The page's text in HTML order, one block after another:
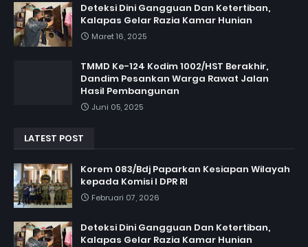
Deteksi Dini Gangguan Dan Ketertiban,
Kalapas Gelar Razia Kamar Hunian
Maret 16, 2025
TMMD Ke-124 Kodim 1002/HST Berakhir,
Dandim Pesankan Warga Rawat Jalan
Hasil Pembangunan
Juni 05, 2025
LATEST POST
Korem 083/Bdj Paparkan Kesiapan Wilayah
kepada Komisi I DPR RI
Februari 07, 2026
Deteksi Dini Gangguan Dan Ketertiban,
Kalapas Gelar Razia Kamar Hunian